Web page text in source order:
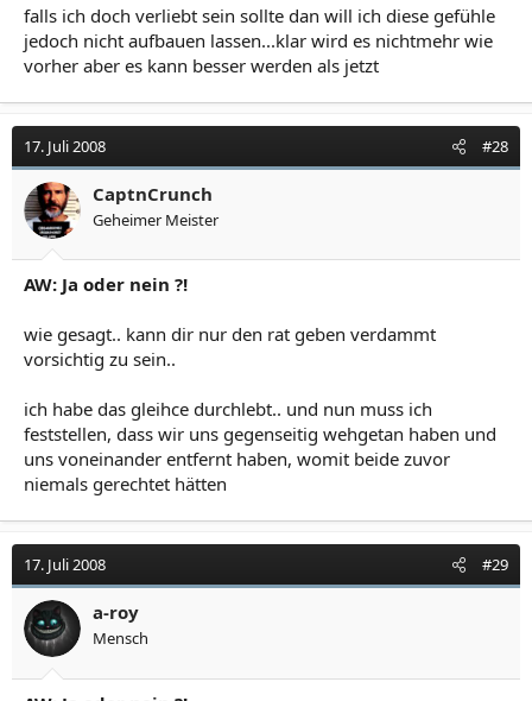
falls ich doch verliebt sein sollte dan will ich diese gefühle
jedoch nicht aufbauen lassen...klar wird es nichtmehr wie
vorher aber es kann besser werden als jetzt
17. Juli 2008 #28
CaptnCrunch
Geheimer Meister
AW: Ja oder nein ?!
wie gesagt.. kann dir nur den rat geben verdammt
vorsichtig zu sein..
ich habe das gleihce durchlebt.. und nun muss ich
feststellen, dass wir uns gegenseitig wehgetan haben und
uns voneinander entfernt haben, womit beide zuvor
niemals gerechtet hätten
17. Juli 2008 #29
a-roy
Mensch